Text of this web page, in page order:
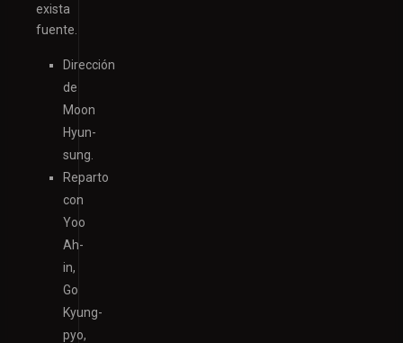
exista
fuente.
Dirección
de
Moon
Hyun-
sung.
Reparto
con
Yoo
Ah-
in,
Go
Kyung-
pyo,